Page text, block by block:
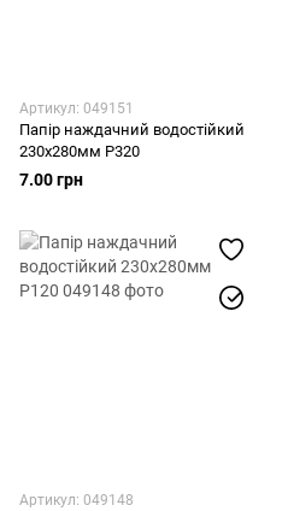
Артикул: 049151
Папір наждачний водостійкий
230х280мм Р320
7.00 грн
Артикул: 049148